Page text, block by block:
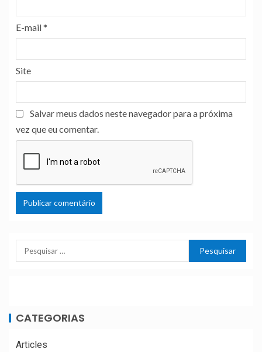
E-mail*
Site
Salvar meus dados neste navegador para a próxima
vez que eu comentar.
CATEGORIAS
Articles